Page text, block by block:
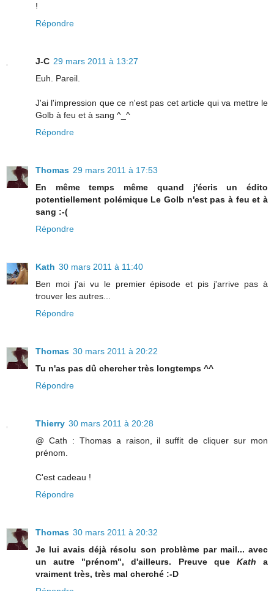
!
Répondre
J-C 29 mars 2011 à 13:27
Euh. Pareil.
J'ai l'impression que ce n'est pas cet article qui va mettre le
Golb à feu et à sang ^_^
Répondre
Thomas 29 mars 2011 à 17:53
En même temps même quand j'écris un édito
potentiellement polémique Le Golb n'est pas à feu et à
sang :-(
Répondre
Kath 30 mars 2011 à 11:40
Ben moi j'ai vu le premier épisode et pis j'arrive pas à
trouver les autres...
Répondre
Thomas 30 mars 2011 à 20:22
Tu n'as pas dû chercher très longtemps ^^
Répondre
Thierry 30 mars 2011 à 20:28
@ Cath : Thomas a raison, il suffit de cliquer sur mon
prénom.
C'est cadeau !
Répondre
Thomas 30 mars 2011 à 20:32
Je lui avais déjà résolu son problème par mail... avec
un autre "prénom", d'ailleurs. Preuve que Kath a
vraiment très, très mal cherché :-D